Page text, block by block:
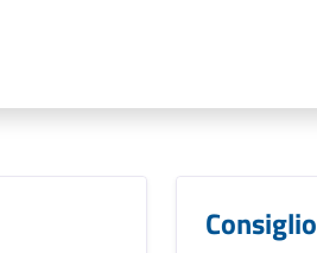
Consiglio